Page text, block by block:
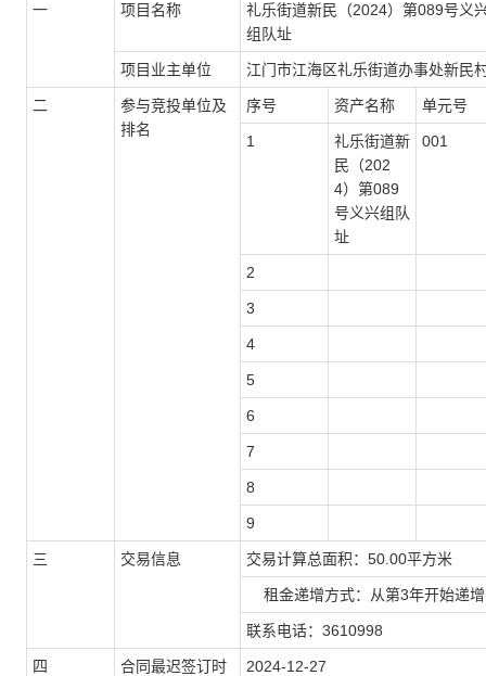
一 项目名称
礼乐街道新民（2024）第089号义
组队址
项目业主单位 江门市江海区礼乐街道办事处新民
二
参与竞投单位及
排名
序号 资产名称 单元号
1
礼乐街道新
民（202
4）第089
号义兴组队
址
001
2
3
4
5
6
7
8
9
三 交易信息 交易计算总面积：50.00平方米
租金递增方式：从第3年开始递
联系电话：3610998
四
合同最迟签订时
2024-12-27